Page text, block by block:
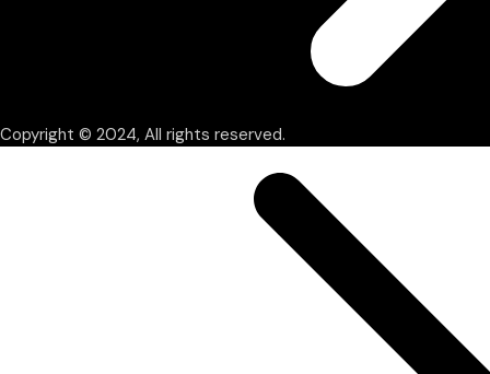
Copyright © 2024, All rights reserved.